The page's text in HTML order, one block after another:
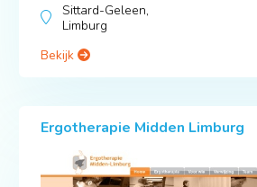
Sittard-Geleen,
Limburg
Bekijk
Ergotherapie Midden Limburg